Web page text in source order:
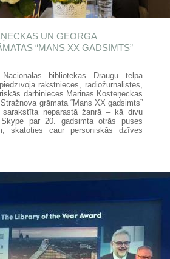
UN GEORGA
“MANS XX GADSIMTS”
bibliotēkas Draugu telpā
rakstnieces, radiožurnālistes,
darbinieces Marinas Kosteņeckas
grāmata “Mans XX gadsimts”
neparastā žanrā – kā divu
Skype par 20. gadsimta otrās puses
skatoties caur personiskās dzīves
“MANS XX
GADSIMTS” ATVĒRŠANA